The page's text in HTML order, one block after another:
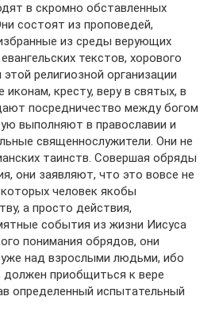
в скромно обставленных
состоят из проповедей,
из среды верующих
текстов, хорового
религиозной организации
кресту, веру в святых, в
посредничество между богом
выполняют в православии и
священнослужители. Они не
таинств. Совершая обряды
они заявляют, что это вовсе не
человек якобы
а просто действия,
события из жизни Иисуса
понимания обрядов, они
над взрослыми людьми, ибо
должен приобщиться к вере
определенный испытательный